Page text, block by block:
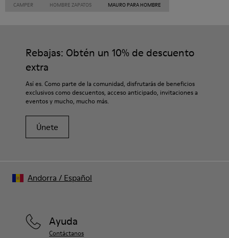
CAMPER HOMBRE ZAPATOS MAURO PARA HOMBRE
Rebajas: Obtén un 10% de descuento
extra
Así es. Como parte de la comunidad, disfrutarás de beneficios
exclusivos como descuentos, acceso anticipado, invitaciones a
eventos y mucho, mucho más.
Únete
Ayuda
Contáctanos
Andorra / Español